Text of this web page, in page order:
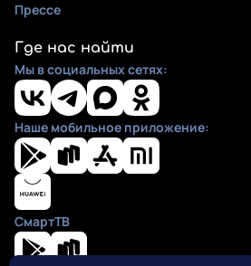
Прессе
Где нас найти
Мы в социальных сетях:
Наше мобильное приложение:
СмартТВ